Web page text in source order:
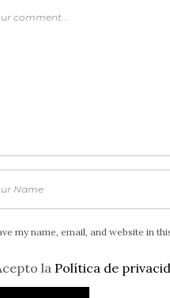
my name, email, and website in
la Política de